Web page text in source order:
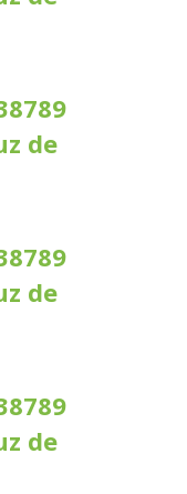
de
de
de